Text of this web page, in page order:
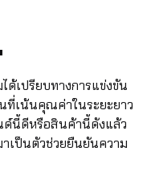
ด้เปรียบทางการแข่งขัน
ที่เน้นคุณค่าในระยะยาว
ด์นี้ดีหรือสินค้านี้ดังแล้ว
าเป็นตัวช่วยยืนยันความ